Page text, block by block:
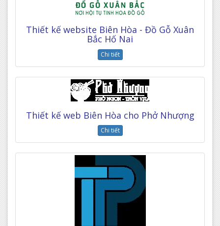
Thiết kế website Biên Hòa - Đồ Gỗ Xuân
Bắc Hố Nai
Chi tiết
Thiết kế web Biên Hòa cho Phở Nhượng
Chi tiết